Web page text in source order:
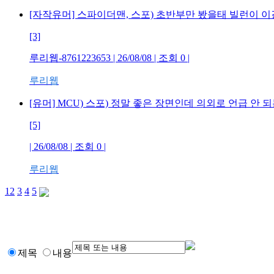
[자작유머] 스파이더맨, 스포) 초반부만 봤을태 빌런이 이
[3]
루리웹-8761223653 | 26/08/08 | 조회 0 |
루리웹
[유머] MCU) 스포) 정말 좋은 장면인데 의외로 언급 안 되
[5]
| 26/08/08 | 조회 0 |
루리웹
1 2 3 4 5
제목 내용